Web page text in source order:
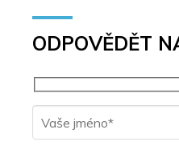
ODPOVĚDĚT